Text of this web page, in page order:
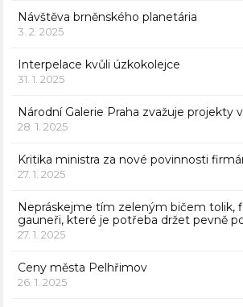
Návštěva brněnského planetária
3. 2. 2025
Interpelace kvůli úzkokolejce
31. 1. 2025
Národní Galerie Praha zvažuje projekty
28. 1. 2025
Kritika ministra za nové povinnosti
27. 1. 2025
Nepráskejme tím zeleným bičem tolik,
gauneři, které je potřeba držet pevně
27. 1. 2025
Ceny města Pelhřimov
26. 1. 2025